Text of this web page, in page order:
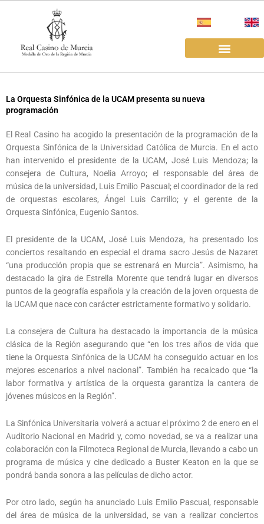
La Orquesta Sinfónica de la UCAM presenta su nueva
programación
El Real Casino ha acogido la presentación de la programación de la
Orquesta Sinfónica de la Universidad Católica de Murcia. En el acto
han intervenido el presidente de la UCAM, José Luis Mendoza; la
consejera de Cultura, Noelia Arroyo; el responsable del área de
música de la universidad, Luis Emilio Pascual; el coordinador de la red
de orquestas escolares, Ángel Luis Carrillo; y el gerente de la
Orquesta Sinfónica, Eugenio Santos.
El presidente de la UCAM, José Luis Mendoza, ha presentado los
conciertos resaltando en especial el drama sacro Jesús de Nazaret
“una producción propia que se estrenará en Murcia”. Asimismo, ha
destacado la gira de Estrella Morente que tendrá lugar en diversos
puntos de la geografía española y la creación de la joven orquesta de
la UCAM que nace con carácter estrictamente formativo y solidario.
La consejera de Cultura ha destacado la importancia de la música
clásica de la Región asegurando que “en los tres años de vida que
tiene la Orquesta Sinfónica de la UCAM ha conseguido actuar en los
mejores escenarios a nivel nacional”. También ha recalcado que “la
labor formativa y artística de la orquesta garantiza la cantera de
jóvenes músicos en la Región”.
La Sinfónica Universitaria volverá a actuar el próximo 2 de enero en el
Auditorio Nacional en Madrid y, como novedad, se va a realizar una
colaboración con la Filmoteca Regional de Murcia, llevando a cabo un
programa de música y cine dedicado a Buster Keaton en la que se
pondrá banda sonora a las películas de dicho actor.
Por otro lado, según ha anunciado Luis Emilio Pascual, responsable
del área de música de la universidad, se van a realizar conciertos